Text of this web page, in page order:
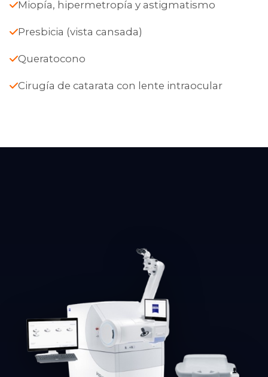
Miopía, hipermetropía y astigmatismo
Presbicia (vista cansada)
Queratocono
Cirugía de catarata con lente intraocular